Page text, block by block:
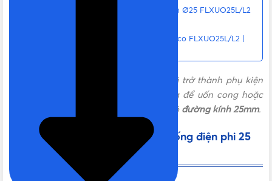
Vật Tư 365 – Nơi bán lò xo uốn ống điện Ø25 FLXUO25L/L2
Liên hệ mua Lò xo uốn ống phi 25 Nanoco FLXUO25L/L2 |
đã trở thành phụ kiện
được sử dụng phổ biến hiện nay dùng để uốn cong hoặc
uốn thẳng các loại ống luồn dây điện có đường kính 25mm.
Thông số kỹ thuật của lò xo uốn ống điện phi 25
FLXUO25L/L2